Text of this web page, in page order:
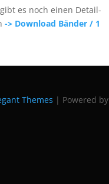
es noch einen Detail-
-> Download Bänder / 1
Themes | Powered by